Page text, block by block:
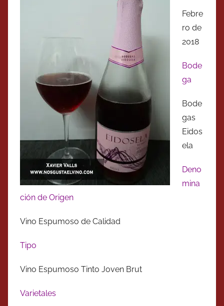
Febre
ro de
2018
Bode
ga
Bode
gas
Eidos
ela
Deno
mina
ción de Origen
Vino Espumoso de Calidad
Tipo
Vino Espumoso Tinto Joven Brut
Varietales